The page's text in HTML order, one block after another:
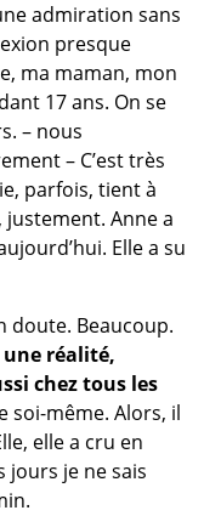
admiration sans
presque
ma maman, mon
17 ans. On se
– nous
– C’est très
parfois, tient à
Anne a
Elle a su
doute. Beaucoup.
une réalité,
chez tous les
soi-même. Alors, il
elle a cru en
jours je ne sais